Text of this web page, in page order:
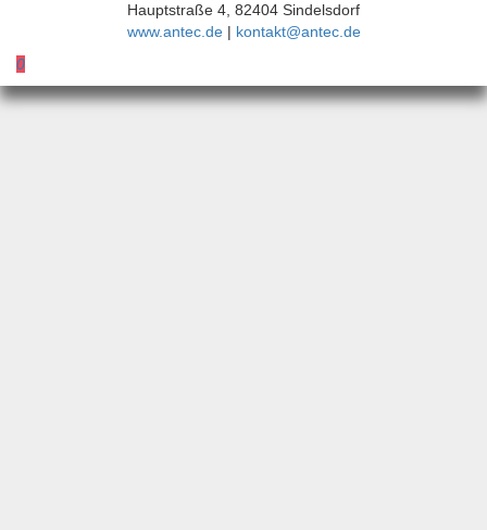
Hauptstraße 4, 82404 Sindelsdorf
www.antec.de| kontakt@antec.de
0